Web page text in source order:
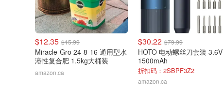
$12.35 $15.99
Miracle-Gro 24-8-16 通用型水
溶性复合肥 1.5kg大桶装
amazon.ca
$30.22 $79.99
HOTO 电动螺丝刀套装 3.6V
1500mAh
折扣码：2SBPF3Z2
amazon.ca